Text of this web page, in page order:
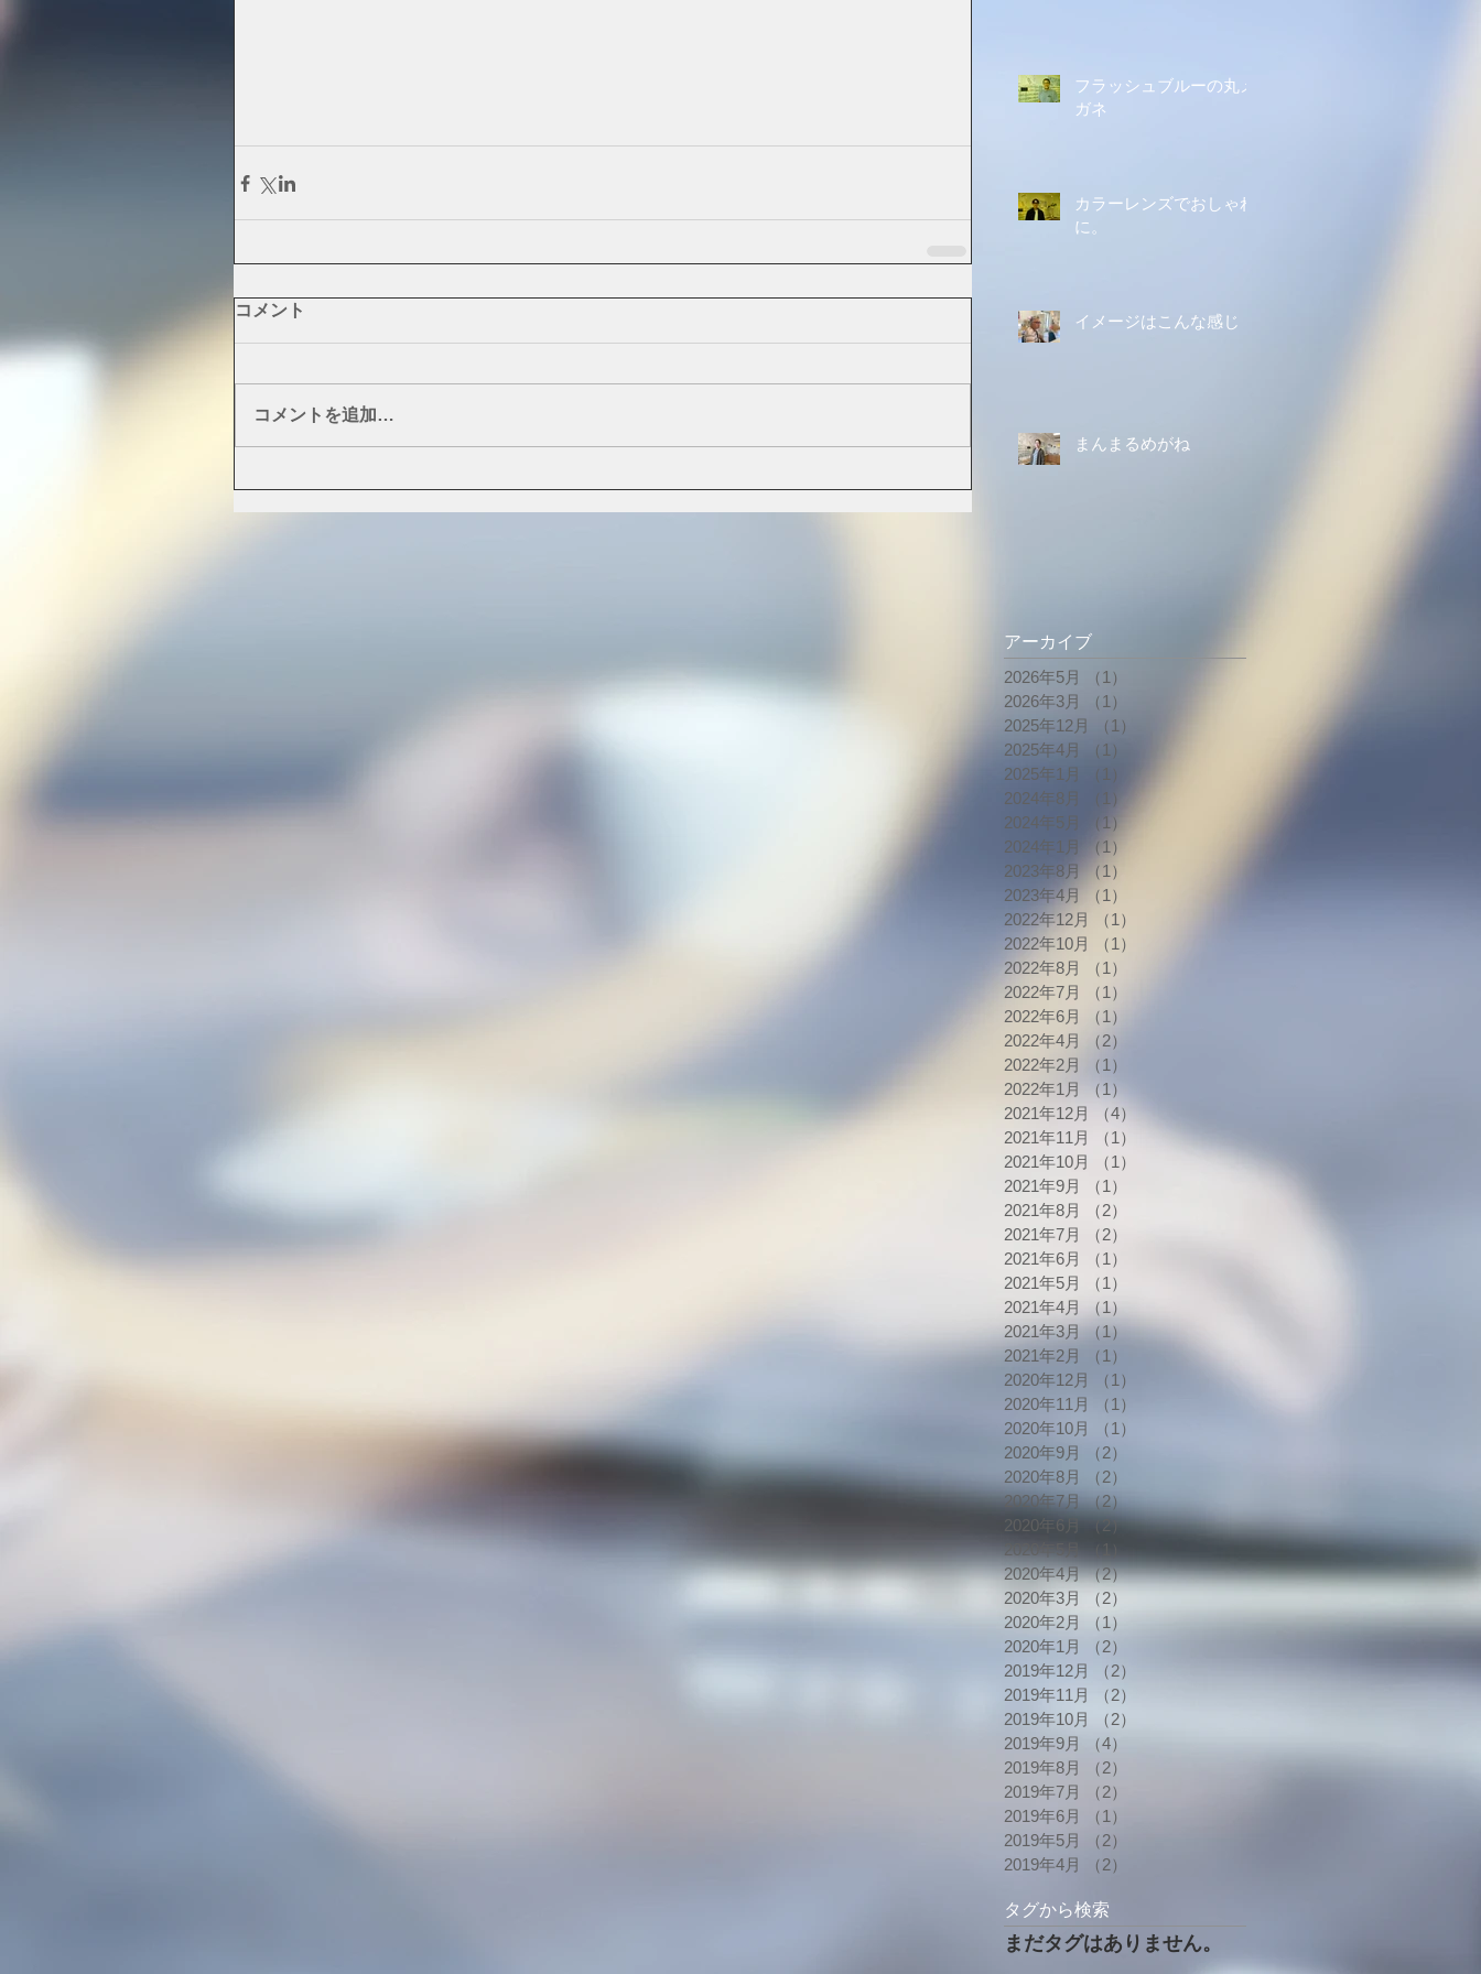
コメント
コメントを追加…
フラッシュブルーの丸メ
ガネ
カラーレンズでおしゃれ
に。
イメージはこんな感じ
まんまるめがね
アーカイブ
2026年5月
（1）
2026年3月
（1）
2025年12月
（1）
2025年4月
（1）
2025年1月
（1）
2024年8月
（1）
2024年5月
（1）
2024年1月
（1）
2023年8月
（1）
2023年4月
（1）
2022年12月
（1）
2022年10月
（1）
2022年8月
（1）
2022年7月
（1）
2022年6月
（1）
2022年4月
（2）
2022年2月
（1）
2022年1月
（1）
2021年12月
（4）
2021年11月
（1）
2021年10月
（1）
2021年9月
（1）
2021年8月
（2）
2021年7月
（2）
2021年6月
（1）
2021年5月
（1）
2021年4月
（1）
2021年3月
（1）
2021年2月
（1）
2020年12月
（1）
2020年11月
（1）
2020年10月
（1）
2020年9月
（2）
2020年8月
（2）
2020年7月 （2）
2020年6月
（2）2件の記事
2020年5月
（1）
2020年4月 （2）2件の記事
2020年3月
（2）
2020年2月
（1）
2020年1月
（2）
2019年12月
（2）
2019年11月
（2）
2019年10月
（2）
2019年9月
（4）
2019年8月
（2）
2019年7月
（2）
2019年6月
（1）
2019年5月
（2）
2019年4月
（2）
タグから検索
まだタグはありません。